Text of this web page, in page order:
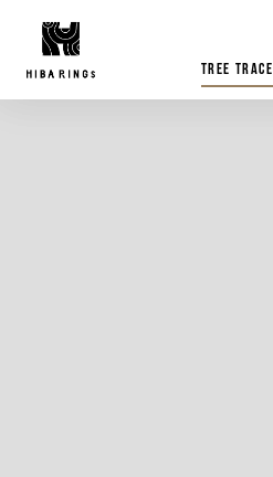
tree trace